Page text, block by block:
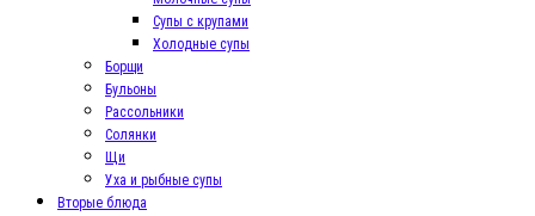
Супы с крупами
Холодные супы
Борщи
Бульоны
Рассольники
Солянки
Щи
Уха и рыбные супы
Вторые блюда